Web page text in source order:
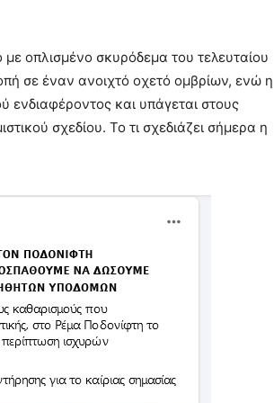
οπλισμένο σκυρόδεμα του τελευταίου
σε έναν ανοιχτό οχετό ομβρίων, ενώ η
ενδιαφέροντος και υπάγεται στους
σχεδίου. Το τι σχεδιάζει σήμερα η